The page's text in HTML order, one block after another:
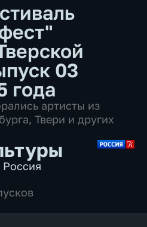
03
года
артисты из
Твери и других
Россия